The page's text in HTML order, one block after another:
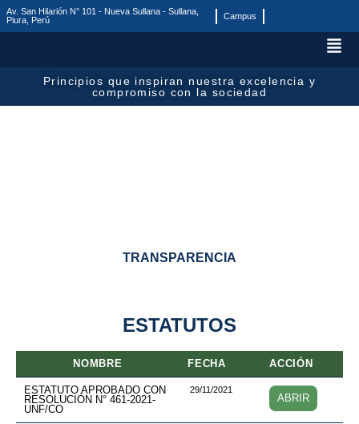
Av. San Hilarión N° 101 - Nueva Sullana - Sullana,
Piura, Perú
Campus
Principios que inspiran nuestra excelencia y
compromiso con la sociedad
TRANSPARENCIA
ESTATUTOS
NOMBRE FECHA ACCIÓN
ESTATUTO APROBADO CON
RESOLUCIÓN N° 461-2021-
UNF/CO
29/11/2021
ABRIR